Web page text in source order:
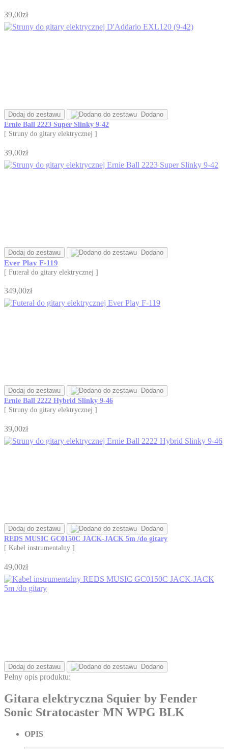
39,00zł
Dodaj do zestawu
Dodano
Ernie Ball 2223 Super Slinky 9-42
[ Struny do gitary elektrycznej ]
39,00zł
Dodaj do zestawu Dodano
Ever Play F-119
[ Futerał do gitary elektrycznej ]
349,00zł
Dodaj do zestawu
Dodano
Ernie Ball 2222 Hybrid Slinky 9-46
[ Struny do gitary elektrycznej ]
39,00zł
Dodaj do zestawu
Dodano
REDS MUSIC GC0150C JACK-JACK 5m /do gitary
[ Kabel instrumentalny ]
49,00zł
Dodaj do zestawu Dodano
Pełny opis produktu:
Gitara elektryczna Squier by Fender
Sonic Stratocaster MN WPG BLK
OPIS